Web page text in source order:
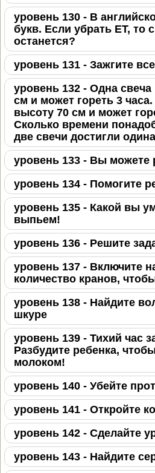
уровень 130 - В
букв. Если убрать ET, то
останется?
уровень 131 - Зажгите
уровень 132 - Одна
см и может гореть 3
высоту 70 см и может
Сколько времени
две свечи достигли
уровень 133 - Вы можете
уровень 134 - Помогите
уровень 135 - Какой вы
выпьем!
уровень 136 - Решите
уровень 137 - Включите
количество кранов,
уровень 138 - Найдите
шкуре
уровень 139 - Тихий час
Разбудите ребенка,
молоком!
уровень 140 - Убейте
уровень 141 - Откройте
уровень 142 - Сделайте
уровень 143 - Найдите